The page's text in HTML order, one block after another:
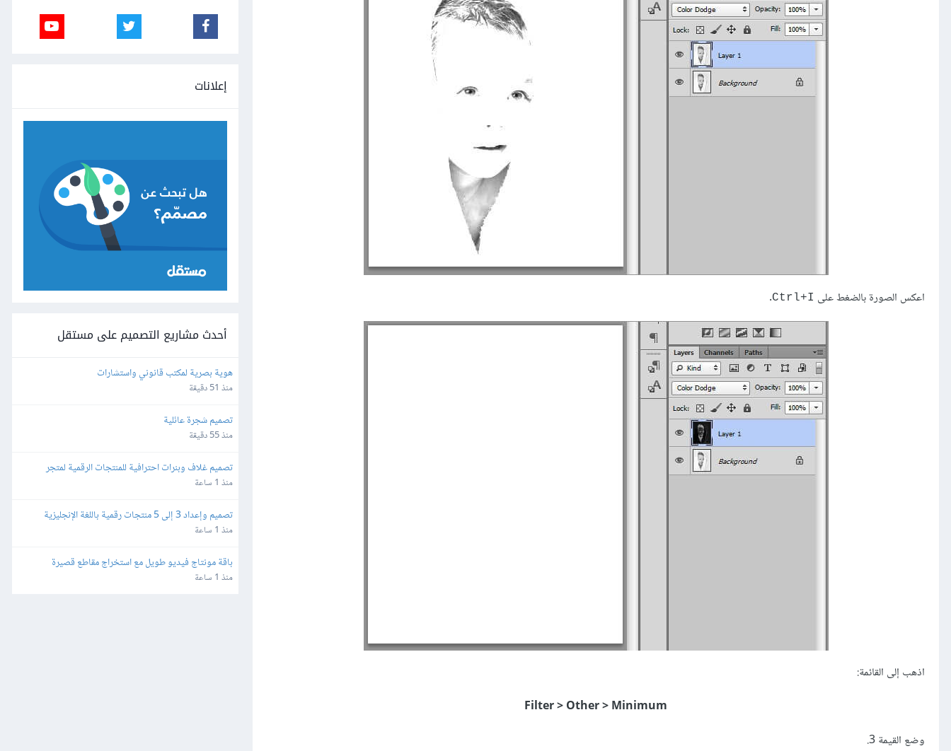
اعكس الصورة بالضغط على Ctrl+I
.
اذهب إلى القائمة:
Filter > Other > Minimum
وضع القيمة 3.
إعلانات
أحدث مشاريع التصميم على مستقل
هوية بصرية لمكتب قانوني واستشارات
منذ 51 دقيقة
تصميم شجرة عائلية
منذ 55 دقيقة
تصميم غلاف وبنرات احترافية للمنتجات الرقمية لمتجر
Gumroad
منذ 1 ساعة
تصميم وإعداد 3 إلى 5 منتجات رقمية باللغة الإنجليزية
منذ 1 ساعة
Shorts لقناة غموض
منذ 1 ساعة